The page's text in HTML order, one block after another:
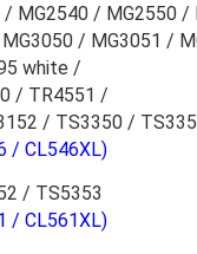
MG2540 / MG2550 /
/ MG3051 /
white /
/ TR4551 /
/ TS3350 /
/ CL546XL)
/ TS5353
/ CL561XL)